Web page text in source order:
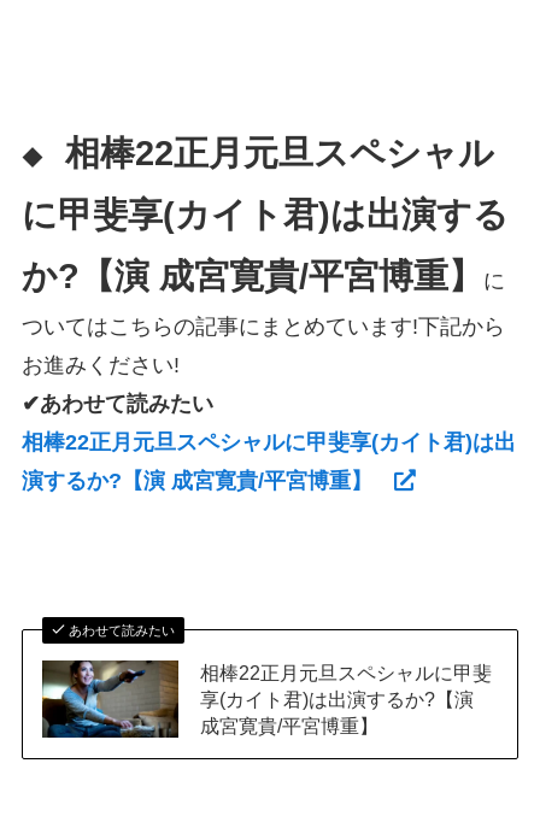
◆ 相棒22正月元旦スペシャル
に甲斐享(カイト君)は出演する
か?【演 成宮寛貴/平宮博重】
に
ついてはこちらの記事にまとめています!下記から
お進みください!
✔あわせて読みたい
相棒22正月元旦スペシャルに甲斐享(カイト君)は出
演するか?【演 成宮寛貴/平宮博重】
あわせて読みたい
相棒22正月元旦スペシャルに甲斐
享(カイト君)は出演するか?【演
成宮寛貴/平宮博重】